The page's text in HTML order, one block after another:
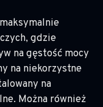
gdzie
na gęstość mocy
na niekorzystne
na
Można również